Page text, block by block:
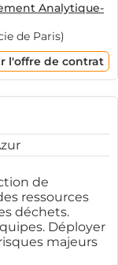
Analytique-
de Paris)
l'offre de contrat
de
ressources
déchets.
Déployer
majeurs